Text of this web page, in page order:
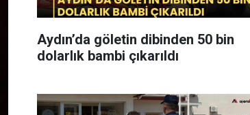
Aydın’da göletin dibinden 50 bin
dolarlık bambi çıkarıldı